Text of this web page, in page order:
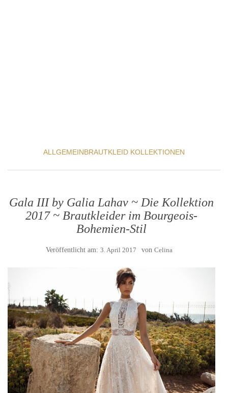
ALLGEMEINBRAUTKLEID KOLLEKTIONEN
Gala III by Galia Lahav ~ Die Kollektion
2017 ~ Brautkleider im Bourgeois-
Bohemien-Stil
Veröffentlicht am: 3. April 2017 von Celina